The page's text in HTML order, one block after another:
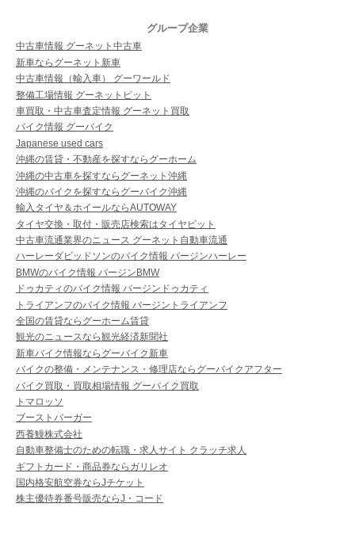
グループ企業
中古車情報 グーネット中古車
新車ならグーネット新車
中古車情報（輸入車） グーワールド
整備工場情報 グーネットピット
車買取・中古車査定情報 グーネット買取
バイク情報 グーバイク
Japanese used cars
沖縄の賃貸・不動産を探すならグーホーム
沖縄の中古車を探すならグーネット沖縄
沖縄のバイクを探すならグーバイク沖縄
輸入タイヤ＆ホイールならAUTOWAY
タイヤ交換・取付・販売店検索はタイヤピット
中古車流通業界のニュース グーネット自動車流通
ハーレーダビッドソンのバイク情報 バージンハーレー
BMWのバイク情報 バージンBMW
ドゥカティのバイク情報 バージンドゥカティ
トライアンフのバイク情報 バージントライアンフ
全国の賃貸ならグーホーム賃貸
観光のニュースなら観光経済新聞社
新車バイク情報ならグーバイク新車
バイクの整備・メンテナンス・修理店ならグーバイクアフター
バイク買取・買取相場情報 グーバイク買取
トマロッソ
ブーストバーガー
西養鰻株式会社
自動車整備士のための転職・求人サイト クラッチ求人
ギフトカード・商品券ならガリレオ
国内格安航空券ならJチケット
株主優待券番号販売ならJ・コード